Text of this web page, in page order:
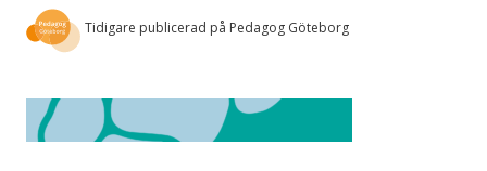
Tidigare publicerad på Pedagog Göteborg